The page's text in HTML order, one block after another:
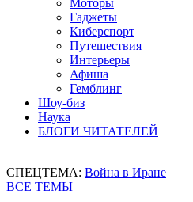
Моторы
Гаджеты
Киберспорт
Путешествия
Интерьеры
Афиша
Гемблинг
Шоу-биз
Наука
БЛОГИ ЧИТАТЕЛЕЙ
СПЕЦТЕМА: Война в Иране
ВСЕ ТЕМЫ